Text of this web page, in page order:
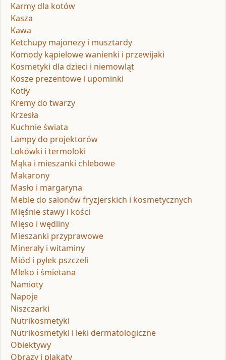
Karmy dla kotów
Kasza
Kawa
Ketchupy majonezy i musztardy
Komody kąpielowe wanienki i przewijaki
Kosmetyki dla dzieci i niemowląt
Kosze prezentowe i upominki
Kotły
Kremy do twarzy
Krzesła
Kuchnie świata
Lampy do projektorów
Lokówki i termoloki
Mąka i mieszanki chlebowe
Makarony
Masło i margaryna
Meble do salonów fryzjerskich i kosmetycznych
Mięśnie stawy i kości
Mięso i wędliny
Mieszanki przyprawowe
Minerały i witaminy
Miód i pyłek pszczeli
Mleko i śmietana
Namioty
Napoje
Niszczarki
Nutrikosmetyki
Nutrikosmetyki i leki dermatologiczne
Obiektywy
Obrazy i plakaty